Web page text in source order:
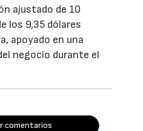
ajustado de 10
los 9,35 dólares
apoyado en una
negocio durante el
comentarios